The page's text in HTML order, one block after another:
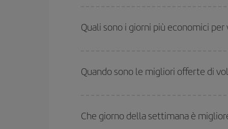
agli orari di andata e ritorno.
Quali sono i giorni più economici
date hai in mente di viaggiare. Ti mostreremo i
l'offerta migliore. Inoltre, cerca tra le diverse
Quando sono le migliori offerte di
alta stagione. Inoltre, soprattutto se stai
Che giorno della settimana è